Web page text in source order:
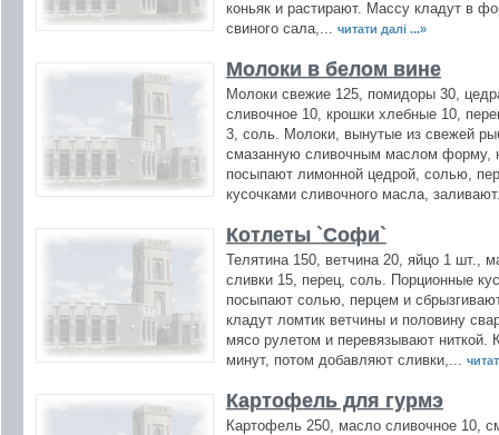
коньяк и растирают. Массу кладут в
свиного сала,...
читати далі ...»
Молоки в белом вине
Молоки свежие 125, помидоры 30,
сливочное 10, крошки хлебные 10,
3, соль. Молоки, вынутые из свежей
смазанную сливочным маслом форму,
посыпают лимонной цедрой, солью,
кусочками сливочного масла,
Котлеты `Софи`
Телятина 150, ветчина 20, яйцо 1 шт.,
сливки 15, перец, соль. Порционные
посыпают солью, перцем и
кладут ломтик ветчины и половину
мясо рулетом и перевязывают
минут, потом добавляют сливки,...
Картофель для гурмэ
Картофель 250, масло сливочное 10,